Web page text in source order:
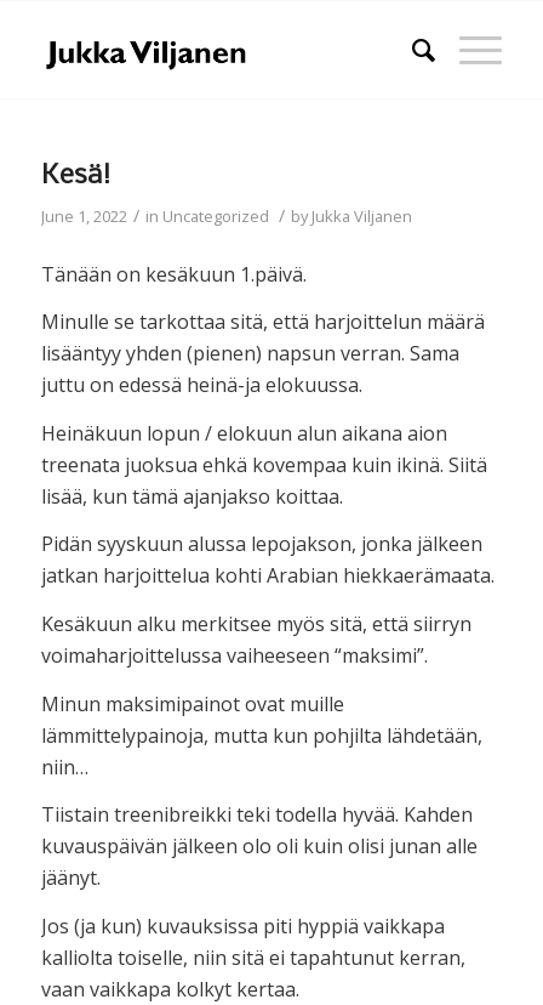
Kesä!
June 1, 2022 / in Uncategorized / byJukka Viljanen
Tänään on kesäkuun 1.päivä.
Minulle se tarkottaa sitä, että harjoittelun määrä
lisääntyy yhden (pienen) napsun verran. Sama
juttu on edessä heinä-ja elokuussa.
Heinäkuun lopun / elokuun alun aikana aion
treenata juoksua ehkä kovempaa kuin ikinä. Siitä
lisää, kun tämä ajanjakso koittaa.
Pidän syyskuun alussa lepojakson, jonka jälkeen
jatkan harjoittelua kohti Arabian hiekkaerämaata.
Kesäkuun alku merkitsee myös sitä, että siirryn
voimaharjoittelussa vaiheeseen “maksimi”.
Minun maksimipainot ovat muille
lämmittelypainoja, mutta kun pohjilta lähdetään,
niin…
Tiistain treenibreikki teki todella hyvää. Kahden
kuvauspäivän jälkeen olo oli kuin olisi junan alle
jäänyt.
Jos (ja kun) kuvauksissa piti hyppiä vaikkapa
kalliolta toiselle, niin sitä ei tapahtunut kerran,
vaan vaikkapa kolkyt kertaa.